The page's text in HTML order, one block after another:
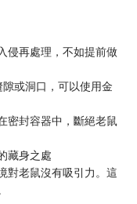
侵再處理，不如提前做
或洞口，可以使用金
密封容器中，斷絕老鼠
藏身之處
對老鼠沒有吸引力。這